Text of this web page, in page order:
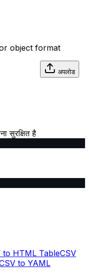
object format
अपलोड
सुरक्षित है
to HTML TableCSV
to YAML